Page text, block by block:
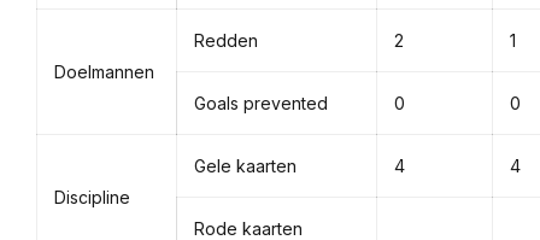
Doelmannen
Redden 2 1
Goals prevented 0 0
Discipline
Gele kaarten 4 4
Rode kaarten